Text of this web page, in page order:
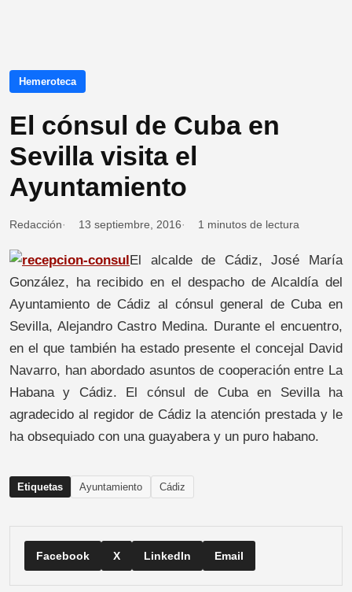
Hemeroteca
El cónsul de Cuba en
Sevilla visita el
Ayuntamiento
Redacción 13 septiembre, 2016 1 minutos de lectura
El alcalde de Cádiz, José María
González, ha recibido en el despacho de Alcaldía del
Ayuntamiento de Cádiz al cónsul general de Cuba en
Sevilla, Alejandro Castro Medina. Durante el encuentro,
en el que también ha estado presente el concejal David
Navarro, han abordado asuntos de cooperación entre La
Habana y Cádiz. El cónsul de Cuba en Sevilla ha
agradecido al regidor de Cádiz la atención prestada y le
ha obsequiado con una guayabera y un puro habano.
Etiquetas Ayuntamiento Cádiz
Facebook X LinkedIn Email